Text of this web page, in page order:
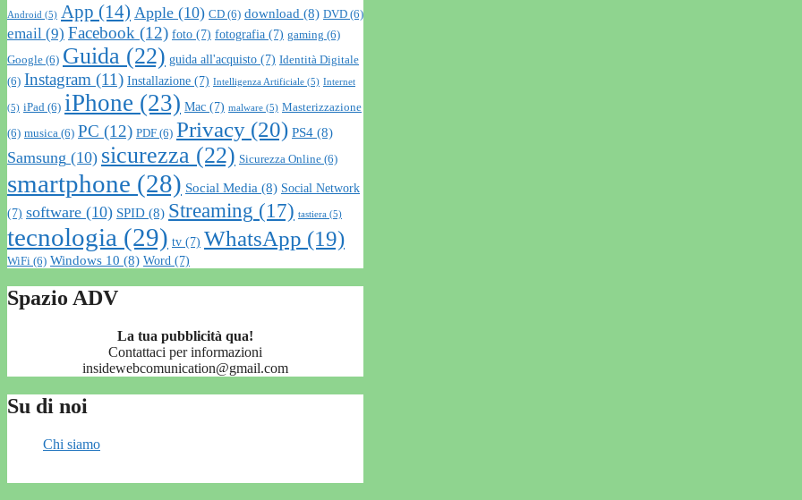
Android (5) App (14) Apple (10) CD (6) download (8) DVD (6)
email (9) Facebook (12) foto (7) fotografia (7) gaming (6)
Google (6) Guida (22) guida all'acquisto (7) Identità Digitale
(6) Instagram (11) Installazione (7) Intelligenza Artificiale (5) Internet
(5) iPad (6) iPhone (23) Mac (7) malware (5) Masterizzazione
(6) musica (6) PC (12) PDF (6) Privacy (20) PS4 (8)
Samsung (10) sicurezza (22) Sicurezza Online (6)
smartphone (28) Social Media (8) Social Network
(7) software (10) SPID (8) Streaming (17) tastiera (5)
tecnologia (29) tv (7) WhatsApp (19)
WiFi (6) Windows 10 (8) Word (7)
Spazio ADV
La tua pubblicità qua!
Contattaci per informazioni
insidewebcomunication@gmail.com
Su di noi
Chi siamo